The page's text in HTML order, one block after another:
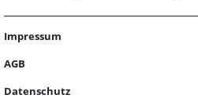
Fitnesszustand beruhen.
Impressum
AGB
Datenschutz